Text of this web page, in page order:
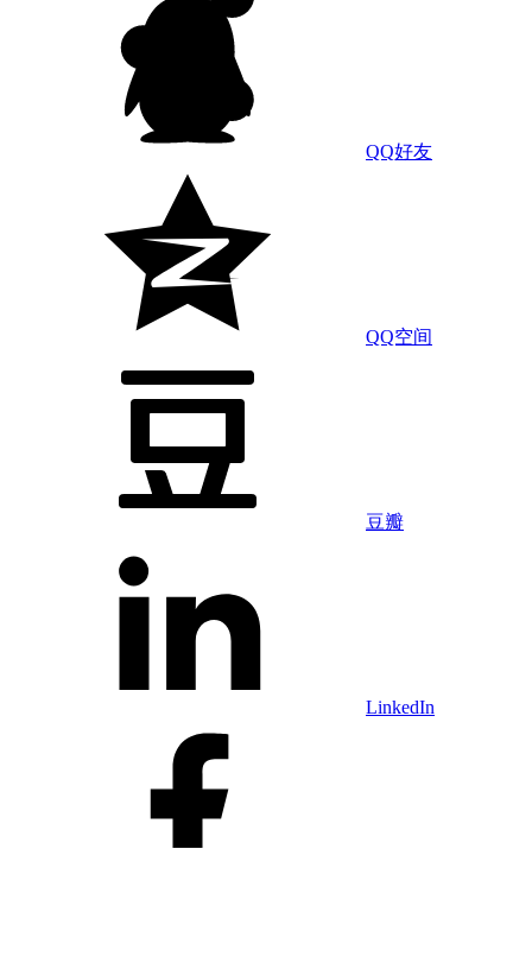
QQ好友
QQ空间
豆瓣
LinkedIn